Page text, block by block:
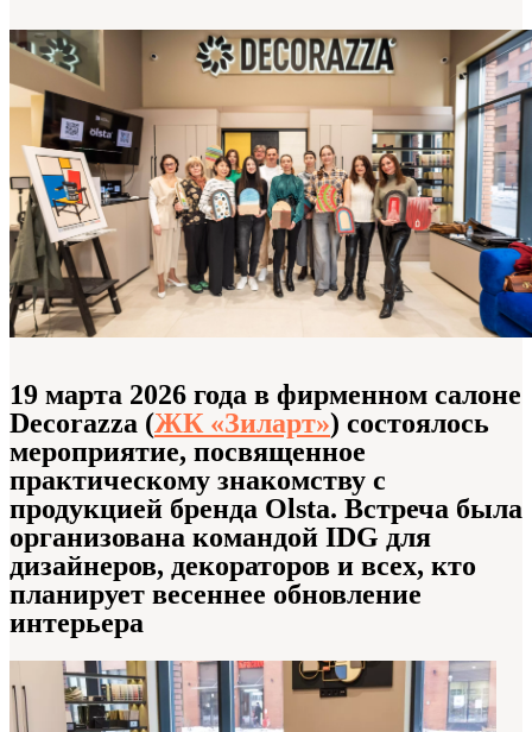
19 марта 2026 года в фирменном салоне
Decorazza (ЖК «Зиларт») состоялось
мероприятие, посвященное
практическому знакомству с
продукцией бренда Olsta. Встреча была
организована командой IDG для
дизайнеров, декораторов и всех, кто
планирует весеннее обновление
интерьера